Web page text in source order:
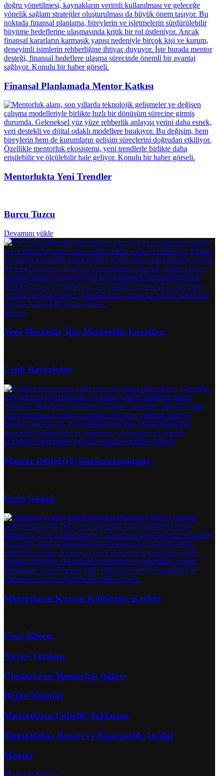
Finansal Planlamada Mentor Katkısı
Mentorlukta Yeni Trendler
Burcu Tuzcu
Devamını yükle
Mentor
Yeni Mezunlar İçin Mentorluk Fırsatları
Cenk Bayrakdar
Mentor Desteğiyle Uluslararasılaşma
Elvin Göncü
Mentorların Kurum Kültürüne Katkısı
Fırat İşbecer
Nuray Yazıhan
Uluslararası Mentorluk Ağları
Başar Akpınar
Mentorların Liderlik Yaklaşımı
Mentorlukta Başarı ve Başarısızlık Analizi
Mentor